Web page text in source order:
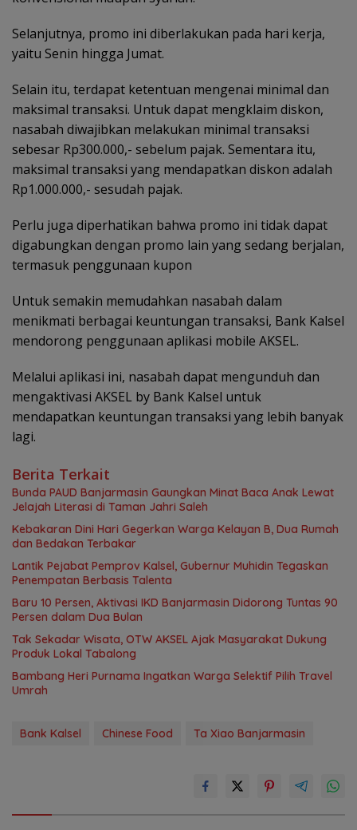
Selanjutnya, promo ini diberlakukan pada hari kerja,
yaitu Senin hingga Jumat.
Selain itu, terdapat ketentuan mengenai minimal dan
maksimal transaksi. Untuk dapat mengklaim diskon,
nasabah diwajibkan melakukan minimal transaksi
sebesar Rp300.000,- sebelum pajak. Sementara itu,
maksimal transaksi yang mendapatkan diskon adalah
Rp1.000.000,- sesudah pajak.
Perlu juga diperhatikan bahwa promo ini tidak dapat
digabungkan dengan promo lain yang sedang berjalan,
termasuk penggunaan kupon
Untuk semakin memudahkan nasabah dalam
menikmati berbagai keuntungan transaksi, Bank Kalsel
mendorong penggunaan aplikasi mobile AKSEL.
Melalui aplikasi ini, nasabah dapat mengunduh dan
mengaktivasi AKSEL by Bank Kalsel untuk
mendapatkan keuntungan transaksi yang lebih banyak
lagi.
Berita Terkait
Bunda PAUD Banjarmasin Gaungkan Minat Baca Anak Lewat
Jelajah Literasi di Taman Jahri Saleh
Kebakaran Dini Hari Gegerkan Warga Kelayan B, Dua Rumah
dan Bedakan Terbakar
Lantik Pejabat Pemprov Kalsel, Gubernur Muhidin Tegaskan
Penempatan Berbasis Talenta
Baru 10 Persen, Aktivasi IKD Banjarmasin Didorong Tuntas 90
Persen dalam Dua Bulan
Tak Sekadar Wisata, OTW AKSEL Ajak Masyarakat Dukung
Produk Lokal Tabalong
Bambang Heri Purnama Ingatkan Warga Selektif Pilih Travel
Umrah
Bank Kalsel Chinese Food Ta Xiao Banjarmasin